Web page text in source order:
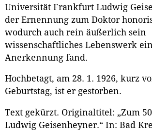
Universität Frankfurt Ludwig
der Ernennung zum Doktor
wodurch auch rein äußerlich sein
wissenschaftliches Lebenswerk
Anerkennung fand.
Hochbetagt, am 28. 1. 1926, kurz
Geburtstag, ist er gestorben.
Text gekürzt. Originaltitel: „Zum
Ludwig Geisenheyner.“ In: Bad